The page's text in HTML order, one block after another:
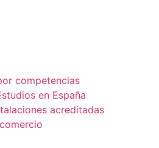
competencias
en España
acreditadas